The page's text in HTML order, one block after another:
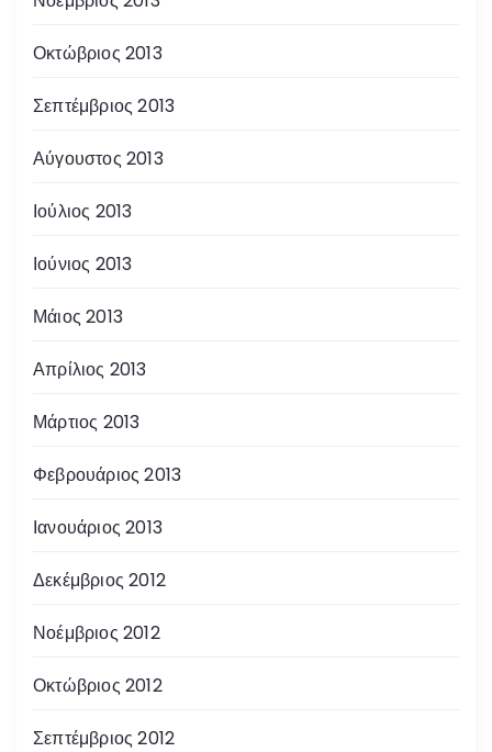
Οκτώβριος 2013
Σεπτέμβριος 2013
Αύγουστος 2013
Ιούλιος 2013
Ιούνιος 2013
Μάιος 2013
Απρίλιος 2013
Μάρτιος 2013
Φεβρουάριος 2013
Ιανουάριος 2013
Δεκέμβριος 2012
Νοέμβριος 2012
Οκτώβριος 2012
Σεπτέμβριος 2012